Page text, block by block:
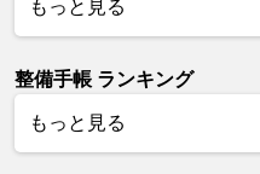
もっと見る
整備手帳 ランキング
もっと見る